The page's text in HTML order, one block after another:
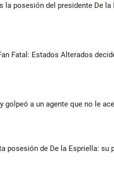
la posesión del presidente De
Fatal: Estados Alterados
golpeó a un agente que no le
posesión de De la Espriella: su